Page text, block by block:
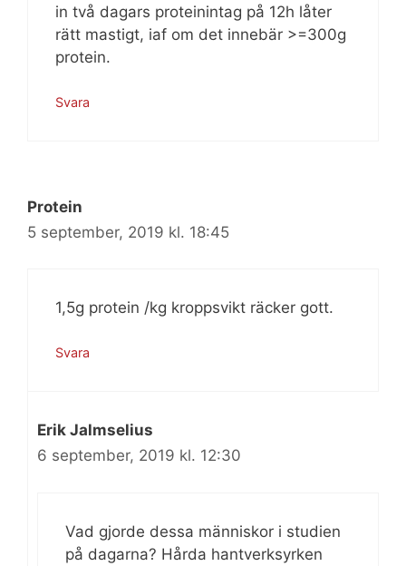
in två dagars proteinintag på 12h låter
rätt mastigt, iaf om det innebär >=300g
protein.
Svara
Protein
5 september, 2019 kl. 18:45
1,5g protein /kg kroppsvikt räcker gott.
Svara
Erik Jalmselius
6 september, 2019 kl. 12:30
Vad gjorde dessa människor i studien
på dagarna? Hårda hantverksyrken